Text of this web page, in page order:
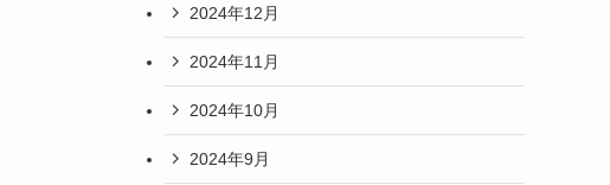
2024年12月
2024年11月
2024年10月
2024年9月